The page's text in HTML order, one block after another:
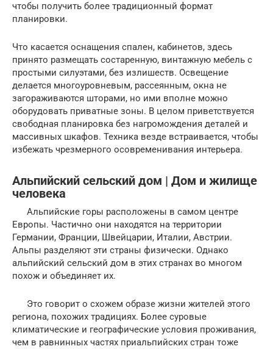
чтобы получить более традиционный формат
планировки.
Что касается оснащения спален, кабинетов, здесь
принято размещать состаренную, винтажную мебель с
простыми силуэтами, без излишеств. Освещение
делается многоуровневым, рассеянным, окна не
загораживаются шторами, но ими вполне можно
оборудовать приватные зоны. В целом приветствуется
свободная планировка без нагромождения деталей и
массивных шкафов. Техника везде встраивается, чтобы
избежать чрезмерного осовременивания интерьера.
Альпийский сельский дом | Дом и жилище
человека
Альпийские горы расположены в самом центре
Европы. Частично они находятся на территории
Германии, Франции, Швейцарии, Италии, Австрии.
Альпы разделяют эти страны физически. Однако
альпийский сельский дом в этих странах во многом
похож и объединяет их.
Это говорит о схожем образе жизни жителей этого
региона, похожих традициях. Более суровые
климатические и географические условия проживания,
чем в равнинных частях приальпийских стран тоже